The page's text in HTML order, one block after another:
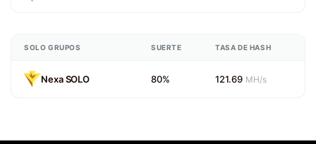
SOLO GRUPOS SUERTE TASA DE HASH
Nexa SOLO 80% 121.69 MH/s